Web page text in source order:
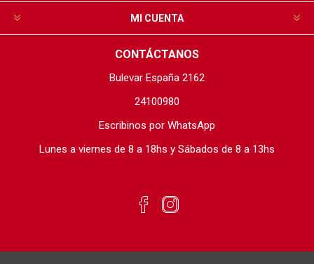
MI CUENTA
CONTÁCTANOS
Bulevar España 2162
24100980
Escribinos por WhatsApp
Lunes a viernes de 8 a 18hs y Sábados de 8 a 13hs